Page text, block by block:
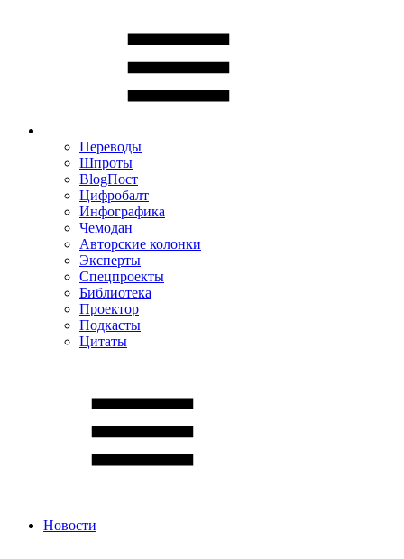
Переводы
Шпроты
BlogПост
Цифробалт
Инфографика
Чемодан
Авторские колонки
Эксперты
Спецпроекты
Библиотека
Проектор
Подкасты
Цитаты
Новости